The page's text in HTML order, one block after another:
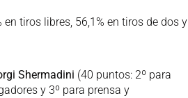
tiros libres, 56,1% en tiros de dos y
Shermadini (40 puntos: 2º para
y 3º para prensa y